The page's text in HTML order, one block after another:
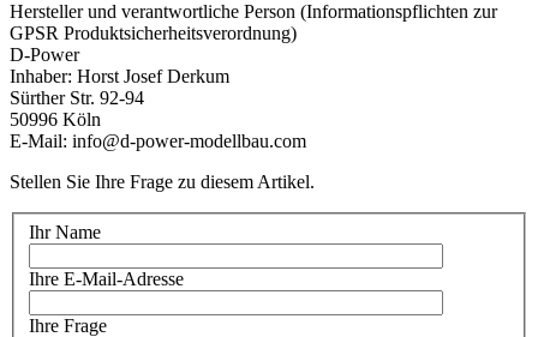
Hersteller und verantwortliche Person (Informationspflichten zur
GPSR Produktsicherheitsverordnung)
D-Power
Inhaber: Horst Josef Derkum
Sürther Str. 92-94
50996 Köln
E-Mail: info@d-power-modellbau.com
Stellen Sie Ihre Frage zu diesem Artikel.
Ihr Name
Ihre E-Mail-Adresse
Ihre Frage